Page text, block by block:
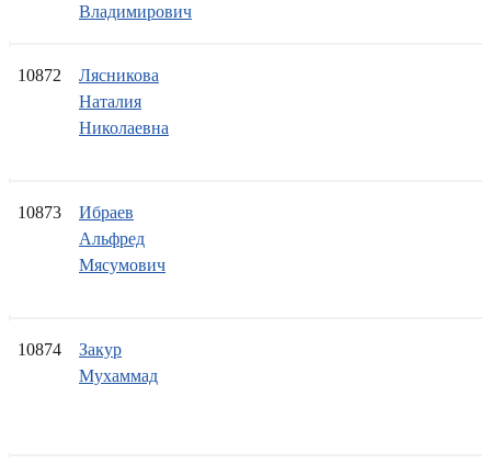
Владимирович
10872
Лясникова
Наталия
Николаевна
10873
Ибраев
Альфред
Мясумович
10874
Закур
Мухаммад